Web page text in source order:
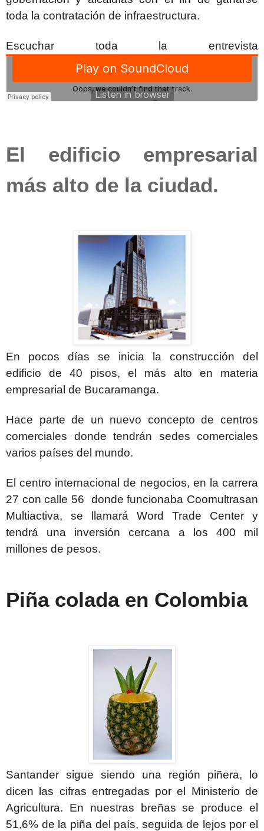
toda la contratación de infraestructura.
Escuchar toda la entrevista
El edificio empresarial
más alto de la ciudad.
En pocos días se inicia la construcción del
edificio de 40 pisos, el más alto en materia
empresarial de Bucaramanga.
Hace parte de un nuevo concepto de centros
comerciales donde tendrán sedes comerciales
varios países del mundo.
El centro internacional de negocios, en la carrera
27 con calle 56 donde funcionaba Coomultrasan
Multiactiva, se llamará Word Trade Center y
tendrá una inversión cercana a los 400 mil
millones de pesos.
Piña colada en Colombia
Santander sigue siendo una región piñera, lo
dicen las cifras entregadas por el Ministerio de
Agricultura. En nuestras breñas se produce el
51,6% de la piña del país, seguida de lejos por el